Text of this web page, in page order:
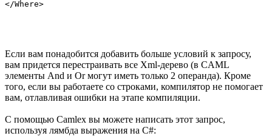
Если вам понадобится добавить больше условий к запросу,
вам придется перестраивать все Xml-дерево (в CAML
элементы And и Or могут иметь только 2 операнда). Кроме
того, если вы работаете со строками, компилятор не помогает
вам, отлавливая ошибки на этапе компиляции.
С помощью Camlex вы можете написать этот запрос,
используя лямбда выражения на C#: